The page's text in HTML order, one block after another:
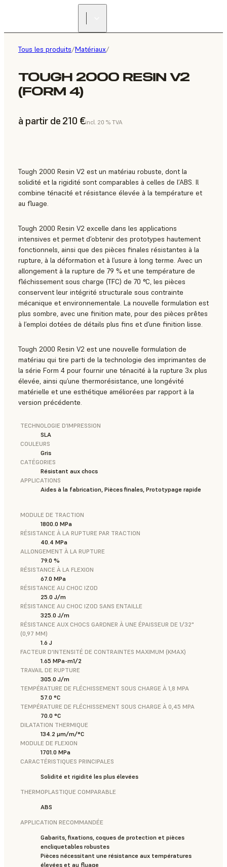
Tous les produits/Matériaux/
TOUGH 2000 RESIN V2
(FORM 4)
à partir de 210 €incl. 20 % TVA
Tough 2000 Resin V2 est un matériau robuste, dont la
solidité et la rigidité sont comparables à celles de l’ABS. Il
combine ténacité et résistance élevée à la température et
au fluage.
Tough 2000 Resin V2 excelle dans les applications
intensives et permet d’obtenir des prototypes hautement
fonctionnels, ainsi que des pièces finales résistantes à la
rupture, à la déformation et à l’usure à long terme. Avec un
allongement à la rupture de 79 % et une température de
fléchissement sous charge (TFC) de 70 °C, les pièces
conservent leur intégrité structurale sous contrainte
mécanique et environnementale. La nouvelle formulation est
plus sombre, avec une finition mate, pour des pièces prêtes
à l’emploi dotées de détails plus fins et d’une finition lisse.
Tough 2000 Resin V2 est une nouvelle formulation de
matériau qui tire parti de la technologie des imprimantes de
la série Form 4 pour fournir une ténacité à la rupture 3x plus
élevée, ainsi qu’une thermorésistance, une longévité
matérielle et une esthétique améliorées par rapport à la
version précédente.
TECHNOLOGIE D’IMPRESSION
SLA
COULEURS
Gris
CATÉGORIES
Résistant aux chocs
APPLICATIONS
Aides à la fabrication, Pièces finales, Prototypage rapide
MODULE DE TRACTION
1800.0 MPa
RÉSISTANCE À LA RUPTURE PAR TRACTION
40.4 MPa
ALLONGEMENT À LA RUPTURE
79.0 %
RÉSISTANCE À LA FLEXION
67.0 MPa
RÉSISTANCE AU CHOC IZOD
25.0 J/m
RÉSISTANCE AU CHOC IZOD SANS ENTAILLE
325.0 J/m
RÉSISTANCE AUX CHOCS GARDNER À UNE ÉPAISSEUR DE 1/32"
(0,97 MM)
1.6 J
FACTEUR D'INTENSITÉ DE CONTRAINTES MAXIMUM (KMAX)
1.65 MPa-m1/2
TRAVAIL DE RUPTURE
305.0 J/m
TEMPÉRATURE DE FLÉCHISSEMENT SOUS CHARGE À 1,8 MPA
57.0 °C
TEMPÉRATURE DE FLÉCHISSEMENT SOUS CHARGE À 0,45 MPA
70.0 °C
DILATATION THERMIQUE
134.2 μm/m/°C
MODULE DE FLEXION
1701.0 MPa
CARACTÉRISTIQUES PRINCIPALES
Solidité et rigidité les plus élevées
THERMOPLASTIQUE COMPARABLE
ABS
APPLICATION RECOMMANDÉE
Gabarits, fixations, coques de protection et pièces
encliquetables robustes
Pièces nécessitant une résistance aux températures
élevées et au fluage